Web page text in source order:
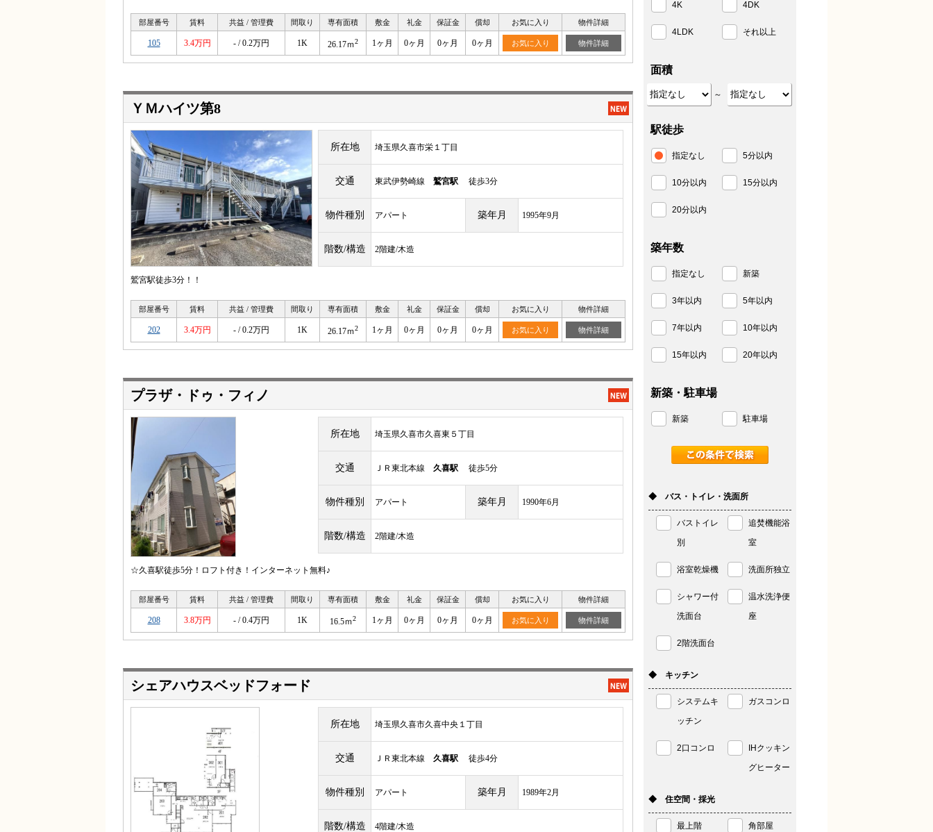
部屋番号 賃料 共益 / 管理費 間取り 専有面積 敷金 礼金 保証金 償却 お気に入り 物件詳細
105 3.4万円 - / 0.2万円 1K 26.17ｍ2 1ヶ月 0ヶ月 0ヶ月 0ヶ月 お気に入り 物件詳細
ＹＭハイツ第8
所在地 埼玉県久喜市栄１丁目
交通 東武伊勢崎線 鷲宮駅 徒歩3分
物件種別 アパート 築年月 1995年9月
階数/構造 2階建/木造
鷲宮駅徒歩3分！！
部屋番号 賃料 共益 / 管理費 間取り 専有面積 敷金 礼金 保証金 償却 お気に入り 物件詳細
202 3.4万円 - / 0.2万円 1K 26.17ｍ2 1ヶ月 0ヶ月 0ヶ月 0ヶ月 お気に入り 物件詳細
プラザ・ドゥ・フィノ
所在地 埼玉県久喜市久喜東５丁目
交通 ＪＲ東北本線 久喜駅 徒歩5分
物件種別 アパート 築年月 1990年6月
階数/構造 2階建/木造
☆久喜駅徒歩5分！ロフト付き！インターネット無料♪
部屋番号 賃料 共益 / 管理費 間取り 専有面積 敷金 礼金 保証金 償却 お気に入り 物件詳細
208 3.8万円 - / 0.4万円 1K 16.5ｍ2 1ヶ月 0ヶ月 0ヶ月 0ヶ月 お気に入り 物件詳細
シェアハウスベッドフォード
所在地 埼玉県久喜市久喜中央１丁目
交通 ＪＲ東北本線 久喜駅 徒歩4分
物件種別 アパート 築年月 1989年2月
階数/構造 4階建/木造
4K 4DK
4LDK それ以上
面積
～
駅徒歩
指定なし 5分以内
10分以内 15分以内
20分以内
築年数
指定なし 新築
3年以内 5年以内
7年以内 10年以内
15年以内 20年以内
新築・駐車場
新築 駐車場
◆ バス・トイレ・洗面所
バストイレ
別
追焚機能浴
室
浴室乾燥機 洗面所独立
シャワー付
洗面台
温水洗浄便
座
2階洗面台
◆ キッチン
システムキ
ッチン
ガスコンロ
2口コンロ
IHクッキン
グヒーター
◆ 住空間・採光
最上階 角部屋